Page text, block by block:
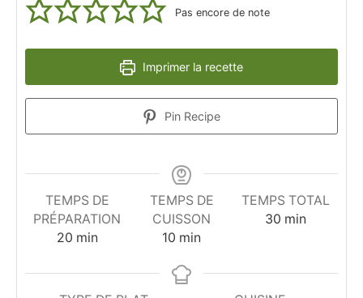
Pas encore de note
Imprimer la recette
Pin Recipe
TEMPS DE
PRÉPARATION
20minutes
min
TEMPS DE
CUISSON
10 minutes
min
TEMPS TOTAL
30 minutes
min